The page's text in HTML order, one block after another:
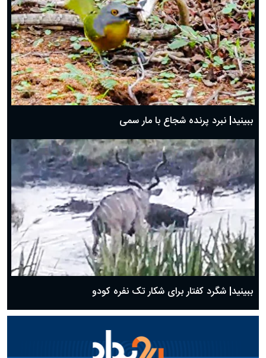
ببینید| نبرد پرنده شجاع با مار سمی
ببینید| شگرد کفتار برای شکار تک نفره کودو